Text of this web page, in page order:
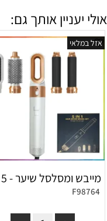
אולי יעניין אותך גם:
אזל במלאי
מייבש ומסלסל שיער - 5 ב 1
F98764